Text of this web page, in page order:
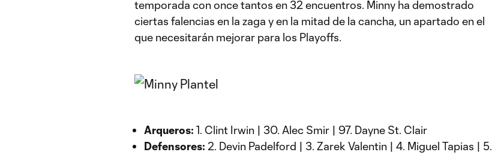
temporada con once tantos en 32 encuentros. Minny ha demostrado
ciertas falencias en la zaga y en la mitad de la cancha, un apartado en el
que necesitarán mejorar para los Playoffs.
Arqueros: 1. Clint Irwin | 30. Alec Smir | 97. Dayne St. Clair
Defensores: 2. Devin Padelford | 3. Zarek Valentin | 4. Miguel Tapias | 5.